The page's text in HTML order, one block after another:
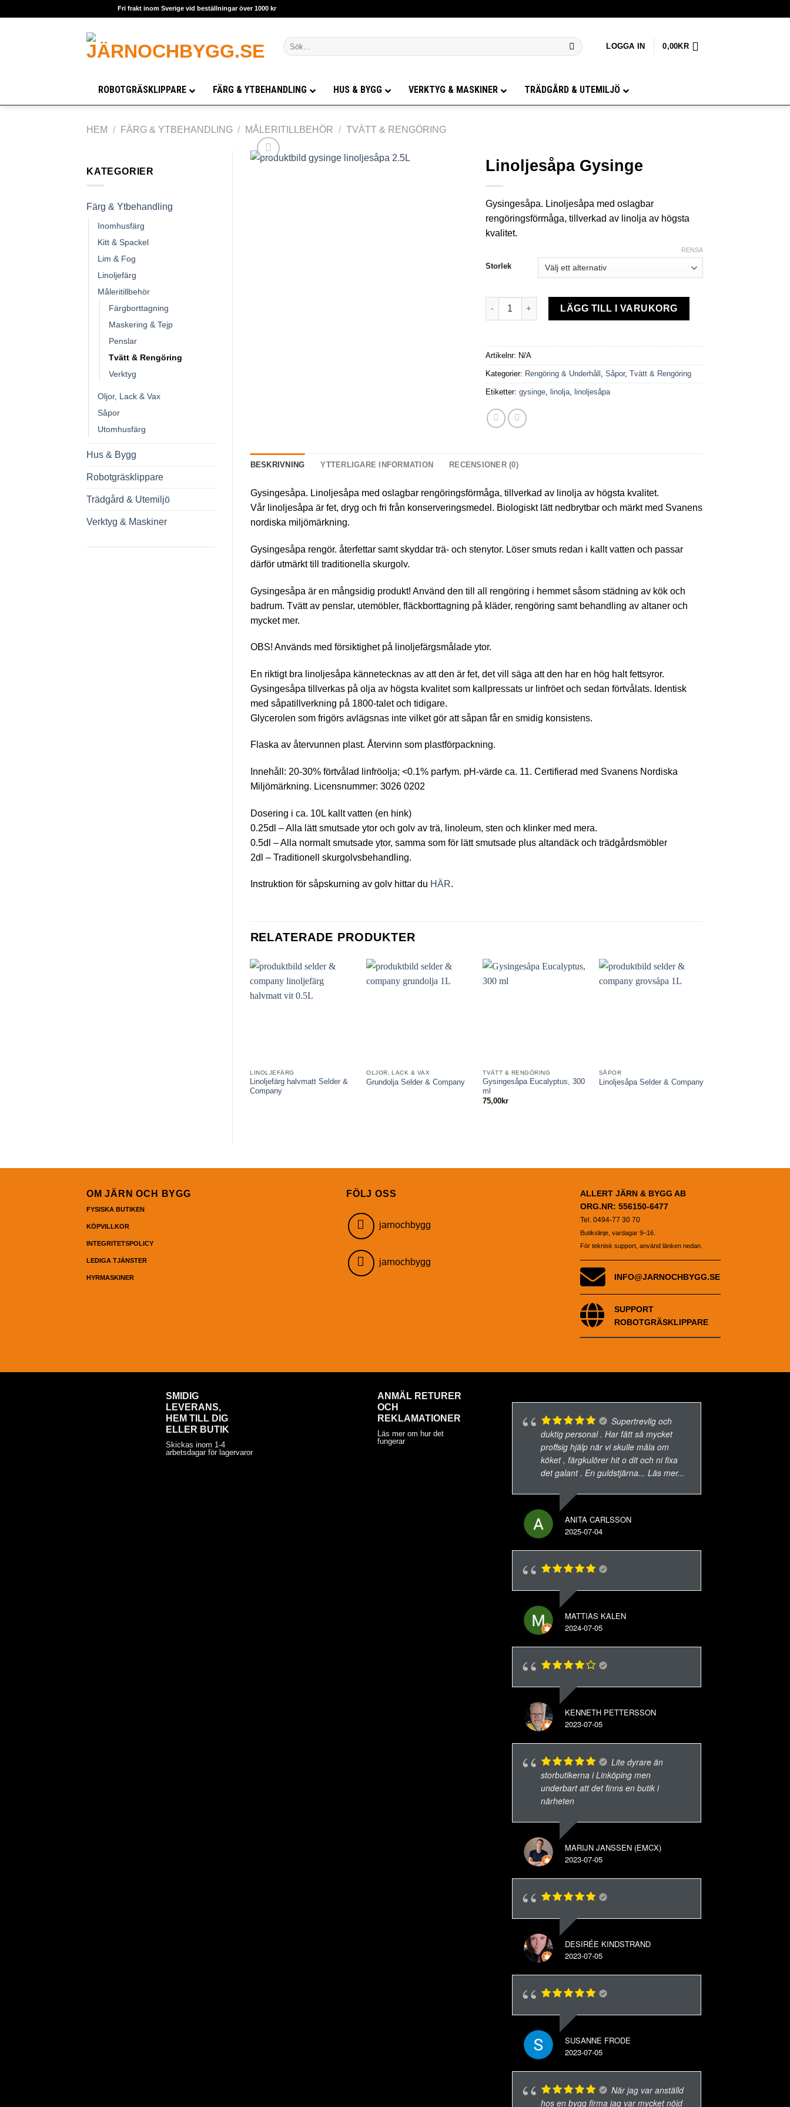
Fri frakt inom Sverige vid beställningar över 1000 kr
Sök
efter:
LOGGA IN 0,00KR
ROBOTGRÄSKLIPPARE FÄRG & YTBEHANDLING HUS & BYGG VERKTYG & MASKINER TRÄDGÅRD & UTEMILJÖ
HEM / FÄRG & YTBEHANDLING / MÅLERITILLBEHÖR / TVÄTT & RENGÖRING
KATEGORIER
Färg & Ytbehandling
Inomhusfärg
Kitt & Spackel
Lim & Fog
Linoljefärg
Måleritillbehör
Färgborttagning
Maskering & Tejp
Penslar
Tvätt & Rengöring
Verktyg
Oljor, Lack & Vax
Såpor
Utomhusfärg
Hus & Bygg
Robotgräsklippare
Trädgård & Utemiljö
Verktyg & Maskiner
Linoljesåpa Gysinge
Gysingesåpa. Linoljesåpa med oslagbar
rengöringsförmåga, tillverkad av linolja av högsta
kvalitet.
Storlek
RENSA
Linoljesåpa Gysinge mängd
LÄGG TILL I VARUKORG
Artikelnr: N/A
Kategorier: Rengöring & Underhåll ,Såpor, Tvätt & Rengöring
Etiketter:gysinge, linolja, linoljesåpa
BESKRIVNING YTTERLIGARE INFORMATION RECENSIONER (0)
Gysingesåpa. Linoljesåpa med oslagbar rengöringsförmåga, tillverkad av linolja av högsta kvalitet.
Vår linoljesåpa är fet, dryg och fri från konserveringsmedel. Biologiskt lätt nedbrytbar och märkt med Svanens
nordiska miljömärkning.
Gysingesåpa rengör. återfettar samt skyddar trä- och stenytor. Löser smuts redan i kallt vatten och passar
därför utmärkt till traditionella skurgolv.
Gysingesåpa är en mångsidig produkt! Använd den till all rengöring i hemmet såsom städning av kök och
badrum. Tvätt av penslar, utemöbler, fläckborttagning på kläder, rengöring samt behandling av altaner och
mycket mer.
OBS! Används med försiktighet på linoljefärgsmålade ytor.
En riktigt bra linoljesåpa kännetecknas av att den är fet, det vill säga att den har en hög halt fettsyror.
Gysingesåpa tillverkas på olja av högsta kvalitet som kallpressats ur linfröet och sedan förtvålats. Identisk
med såpatillverkning på 1800-talet och tidigare.
Glycerolen som frigörs avlägsnas inte vilket gör att såpan får en smidig konsistens.
Flaska av återvunnen plast. Återvinn som plastförpackning.
Innehåll: 20-30% förtvålad linfröolja; <0.1% parfym. pH-värde ca. 11. Certifierad med Svanens Nordiska
Miljömärkning. Licensnummer: 3026 0202
Dosering i ca. 10L kallt vatten (en hink)
0.25dl – Alla lätt smutsade ytor och golv av trä, linoleum, sten och klinker med mera.
0.5dl – Alla normalt smutsade ytor, samma som för lätt smutsade plus altandäck och trädgårdsmöbler
2dl – Traditionell skurgolvsbehandling.
Instruktion för såpskurning av golv hittar du HÄR.
RELATERADE PRODUKTER
LINOLJEFÄRG
Linoljefärg halvmatt Selder &
Company
OLJOR, LACK & VAX
Grundolja Selder & Company
TVÄTT & RENGÖRING
Gysingesåpa Eucalyptus, 300
ml
75,00kr
SÅPOR
Linoljesåpa Selder & Company
OM JÄRN OCH BYGG
FYSISKA BUTIKEN
KÖPVILLKOR
INTEGRITETSPOLICY
LEDIGA TJÄNSTER
HYRMASKINER
FÖLJ OSS
jarnochbygg
jarnochbygg
ALLERT JÄRN & BYGG AB
ORG.NR: 556150-6477
Tel. 0494-77 30 70
Butikslinje, vardagar 9–16.
För teknisk support, använd länken nedan.
INFO@JARNOCHBYGG.SE
SUPPORT
ROBOTGRÄSKLIPPARE
SMIDIG
LEVERANS,
HEM TILL DIG
ELLER BUTIK
Skickas inom 1-4
arbetsdagar för lagervaror
ANMÄL RETURER
OCH
REKLAMATIONER
Läs mer om hur det
fungerar
Supertrevlig och
duktig personal . Har fått så mycket
proffsig hjälp när vi skulle måla om
köket , färgkulörer hit o dit och ni fixa
det galant . En guldstjärna... Läs mer...
ANITA CARLSSON
2025-07-04
MATTIAS KALEN
2024-07-05
KENNETH PETTERSSON
2023-07-05
Lite dyrare än
storbutikerna i Linköping men
underbart att det finns en butik i
närheten
MARIJN JANSSEN (EMCX)
2023-07-05
DESIRÉE KINDSTRAND
2023-07-05
SUSANNE FRODE
2023-07-05
När jag var anställd
hos en bygg firma jag var mycket nöjd